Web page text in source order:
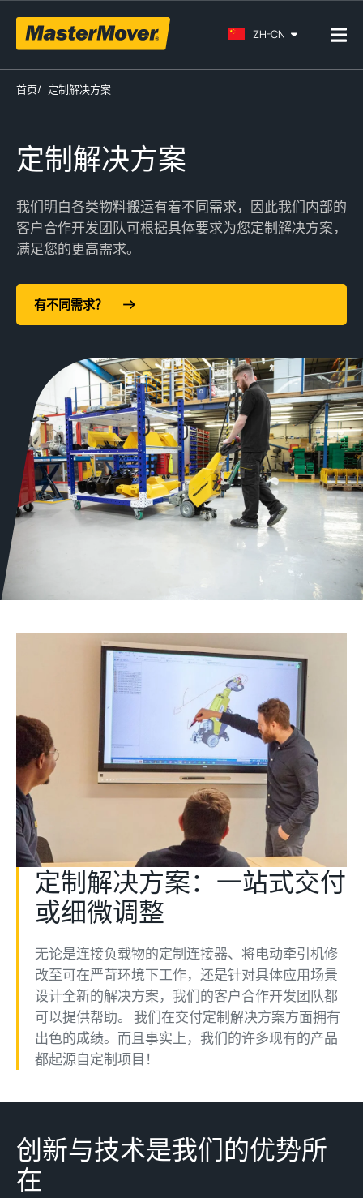
ZH-CN
首页/ 定制解决方案
定制解决方案
我们明白各类物料搬运有着不同需求， 因此我们内部的
客户合作开发团队可根据具体要求为您定制解决方案，
满足您的更高需求。
有不同需求？
定制解决方案：一站式交付
或细微调整
无论是连接负载物的定制连接器、将电动牵引机修
改至可在严苛环境下工作，还是针对具体应用场景
设计全新的解决方案，我们的客户合作开发团队都
可以提供帮助。 我们在交付定制解决方案方面拥有
出色的成绩。而且事实上，我们的许多现有的产品
都起源自定制项目！
创新与技术是我们的优势所
在